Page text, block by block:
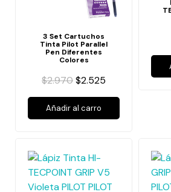
3 Set Cartuchos
Tinta Pilot Parallel
Pen Diferentes
Colores
$2.970$2.525
Añadir al carro